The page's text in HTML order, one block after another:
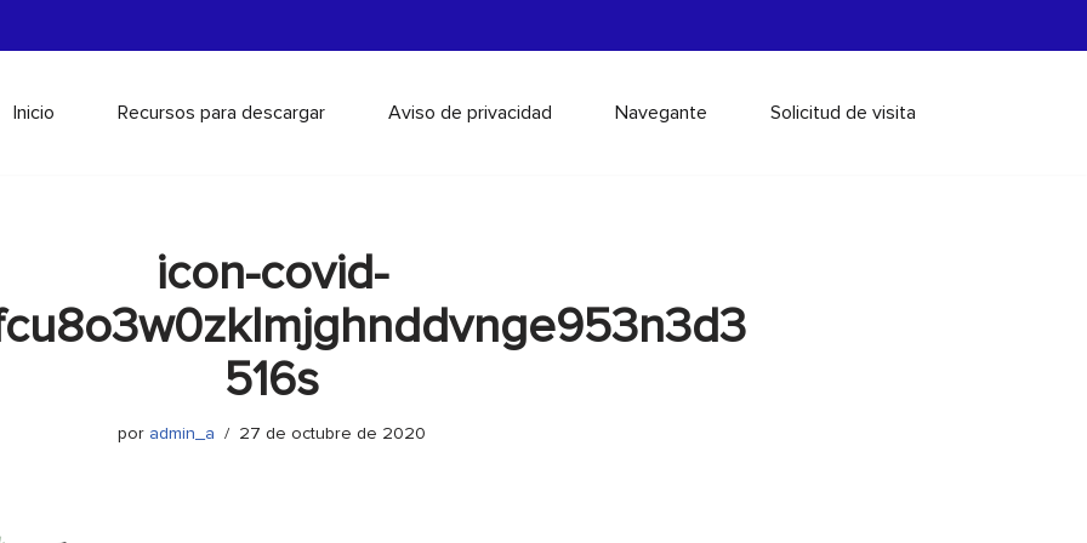
Inicio Recursos para descargar Aviso de privacidad Navegante Solicitud de visita
icon-covid-
516s
por admin_a 27 de octubre de 2020